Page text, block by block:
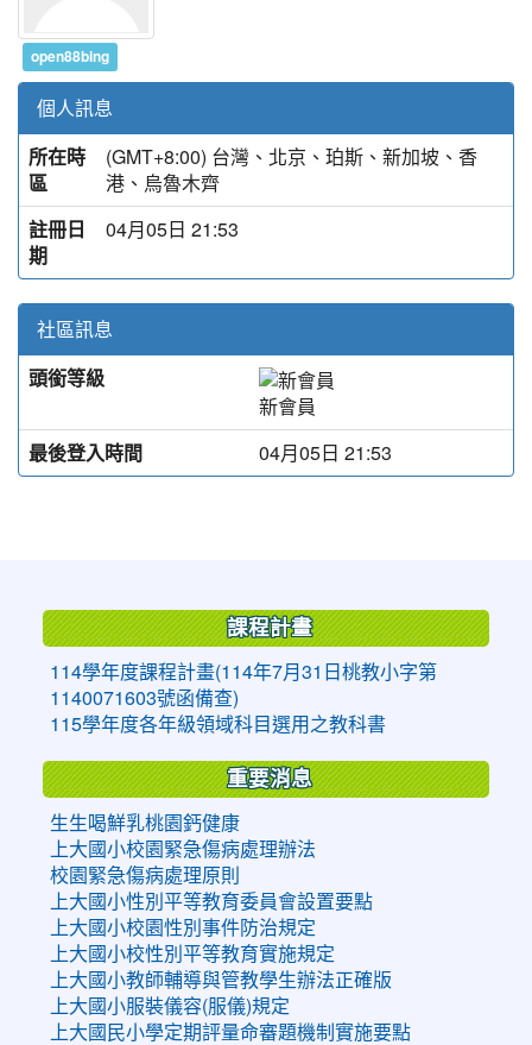
open88bing
個人訊息
所在時
區
(GMT+8:00) 台灣、北京、珀斯、新加坡、香
港、烏魯木齊
註冊日
期
04月05日 21:53
社區訊息
頭銜等級
新會員
最後登入時間
04月05日 21:53
課程計畫
114學年度課程計畫(114年7月31日桃教小字第
1140071603號函備查)
115學年度各年級領域科目選用之教科書
重要消息
生生喝鮮乳桃園鈣健康
上大國小校園緊急傷病處理辦法
校園緊急傷病處理原則
上大國小性別平等教育委員會設置要點
上大國小校園性別事件防治規定
上大國小校性別平等教育實施規定
上大國小教師輔導與管教學生辦法正確版
上大國小服裝儀容(服儀)規定
上大國民小學定期評量命審題機制實施要點